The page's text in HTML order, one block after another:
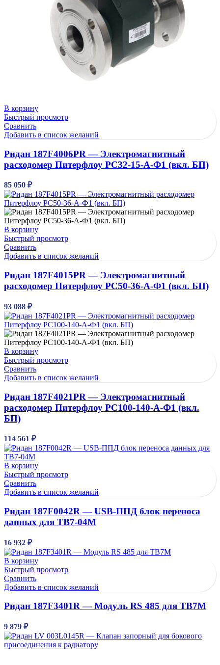
В корзину
Быстрый просмотр
Сравнить
Добавить в список желаний
Ридан 187F4006PR — Электромагнитный
расходомер Питерфлоу РС32-15-А-Ф1 (вкл. БП)
85 050 ₽
В корзину
Быстрый просмотр
Сравнить
Добавить в список желаний
Ридан 187F4015PR — Электромагнитный
расходомер Питерфлоу РС50-36-А-Ф1 (вкл. БП)
93 088 ₽
В корзину
Быстрый просмотр
Сравнить
Добавить в список желаний
Ридан 187F4021PR — Электромагнитный
расходомер Питерфлоу РС100-140-А-Ф1 (вкл.
БП)
114 561 ₽
В корзину
Быстрый просмотр
Сравнить
Добавить в список желаний
Ридан 187F0042R — USB-ППД блок переноса
данных для ТВ7-04М
16 932 ₽
В корзину
Быстрый просмотр
Сравнить
Добавить в список желаний
Ридан 187F3401R — Модуль RS 485 для ТВ7М
9 879 ₽